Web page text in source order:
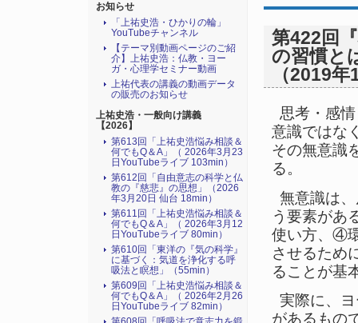
第422回
の習慣と
（2019
思考・感
意識ではな
その無意識
る。
無意識は
う要素があ
使い方、④
させるため
ることが基
実際に、
があるもの
お知らせ
「上祐史浩・ひかりの輪」
YouTubeチャンネル
【テーマ別動画ページのご紹
介】上祐史浩：仏教・ヨー
ガ・心理学セミナー動画
上祐代表の講義の動画データ
の販売のお知らせ
上祐史浩・一般向け講義
【2026】
第613回「上祐史浩悩み相談＆
何でもQ＆A」（ 2026年3月23
日YouTubeライブ 103min）
第612回「自由意志の科学と仏
教の『慈悲』の思想」（2026
年3月20日 仙台 18min）
第611回「上祐史浩悩み相談＆
何でもQ＆A」（ 2026年3月12
日YouTubeライブ 80min）
第610回「東洋の『気の科学』
に基づく：気道を浄化する呼
吸法と瞑想」（55min）
第609回「上祐史浩悩み相談＆
何でもQ＆A」（ 2026年2月26
日YouTubeライブ 82min）